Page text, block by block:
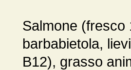
Salmone (fresco
barbabietola,
B12), grasso